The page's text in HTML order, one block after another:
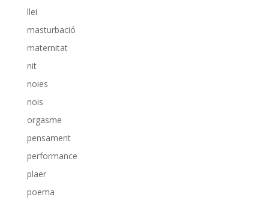
llei
masturbació
maternitat
nit
noies
nois
orgasme
pensament
performance
plaer
poema